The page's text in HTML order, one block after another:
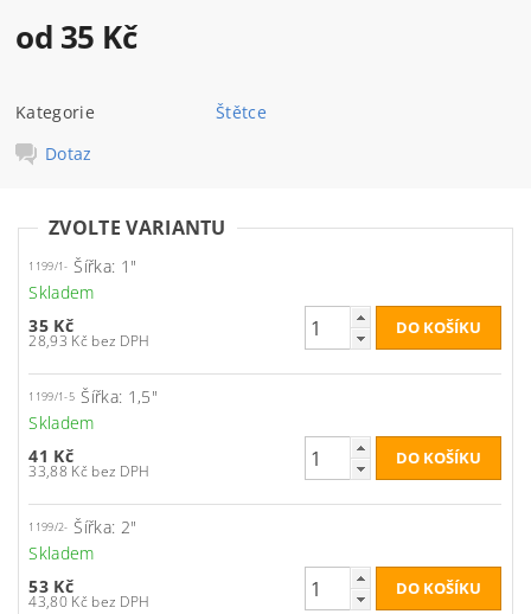
od 35 Kč
Kategorie
Štětce
Dotaz
ZVOLTE VARIANTU
1199/1- Šířka: 1"
Skladem
35 Kč
28,93 Kč bez DPH
1199/1-5 Šířka: 1,5"
Skladem
41 Kč
33,88 Kč bez DPH
1199/2- Šířka: 2"
Skladem
53 Kč
43,80 Kč bez DPH